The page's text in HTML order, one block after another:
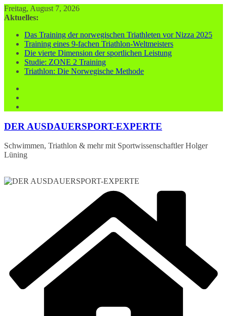
Zum
Inhalt
Freitag, August 7, 2026
Aktuelles:
Das Training der norwegischen Triathleten vor Nizza 2025
Training eines 9-fachen Triathlon-Weltmeisters
Die vierte Dimension der sportlichen Leistung
Studie: ZONE 2 Training
Triathlon: Die Norwegische Methode
DER AUSDAUERSPORT-EXPERTE
Schwimmen, Triathlon & mehr mit Sportwissenschaftler Holger
Lüning